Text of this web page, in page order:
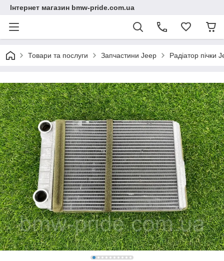
Інтернет магазин bmw-pride.com.ua
Товари та послуги Запчастини Jeep Радіатор пічки